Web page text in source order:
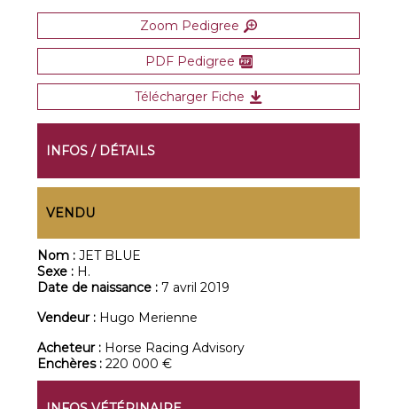
Zoom Pedigree
PDF Pedigree
Télécharger Fiche
INFOS / DÉTAILS
VENDU
Nom :JET BLUE
Sexe : H.
Date de naissance :7 avril 2019
Vendeur : Hugo Merienne
Acheteur : Horse Racing Advisory
Enchères :220 000 €